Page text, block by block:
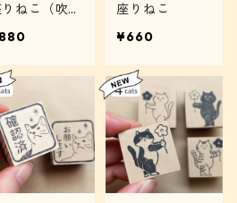
ねこ（吹き
座りねこ
¥660